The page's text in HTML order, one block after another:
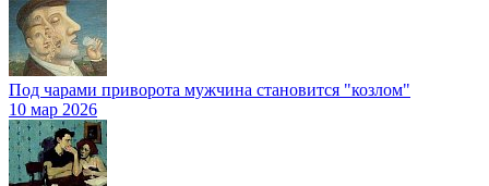
Под чарами приворота мужчина становится "козлом"
10 мар 2026